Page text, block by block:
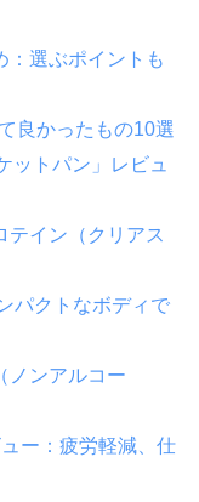
：選ぶポイントも
良かったもの10選
ットパン」レビュ
イン（クリアス
パクトなボディで
ノンアルコー
ー：疲労軽減、仕